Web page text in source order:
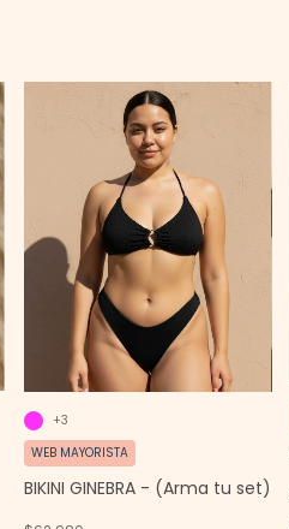
BIKINI GINEBRA - (Arma tu set)
WEB MAYORISTA
+3